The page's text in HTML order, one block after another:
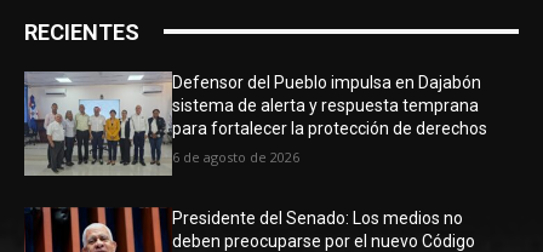
RECIENTES
Defensor del Pueblo impulsa en Dajabón
sistema de alerta y respuesta temprana
para fortalecer la protección de derechos
6 de agosto de 2026
Presidente del Senado: Los medios no
deben preocuparse por el nuevo Código